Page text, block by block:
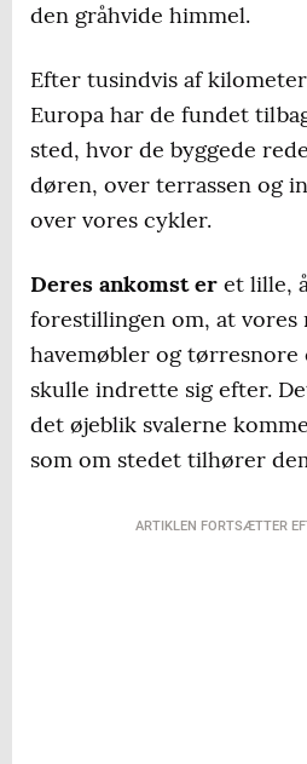
den gråhvide himmel.
Efter tusindvis af
Europa har de fundet
sted, hvor de byggede
døren, over terrassen og
over vores cykler.
Deres ankomst er et lille,
forestillingen om, at vores
havemøbler og
skulle indrette sig efter.
det øjeblik svalerne
som om stedet tilhører
ARTIKLEN FORTSÆTTER